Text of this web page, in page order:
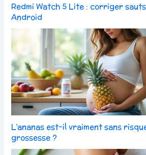
Redmi Watch 5 Lite : corriger sauts
Android
L’ananas est-il vraiment sans
grossesse ?